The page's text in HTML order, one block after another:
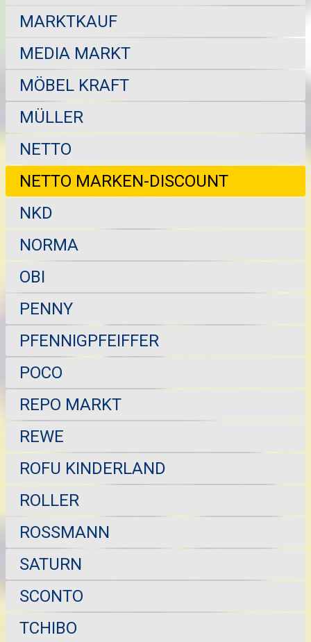
MARKTKAUF
MEDIA MARKT
MÖBEL KRAFT
MÜLLER
NETTO
NETTO MARKEN-DISCOUNT
NKD
NORMA
OBI
PENNY
PFENNIGPFEIFFER
POCO
REPO MARKT
REWE
ROFU KINDERLAND
ROLLER
ROSSMANN
SATURN
SCONTO
TCHIBO